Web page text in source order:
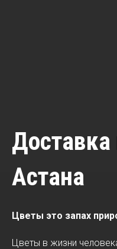
Доставка
Астана
Цветы это запах
Цветы в жизни